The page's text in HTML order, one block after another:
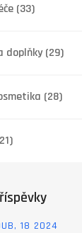
(33)
doplňky(29)
(28)
18 2024